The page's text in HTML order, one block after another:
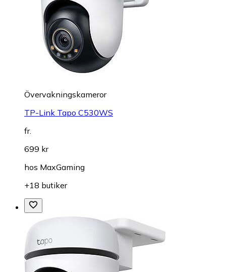
Övervakningskameror
TP-Link Tapo C530WS
fr.
699 kr
hos MaxGaming
+18 butiker